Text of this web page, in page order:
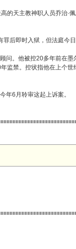
的天主教神职人员乔治·
后即时入狱，但法庭今
问。他被控20多年前在
监禁。控状指他在上个
年6月聆审这起上诉案。